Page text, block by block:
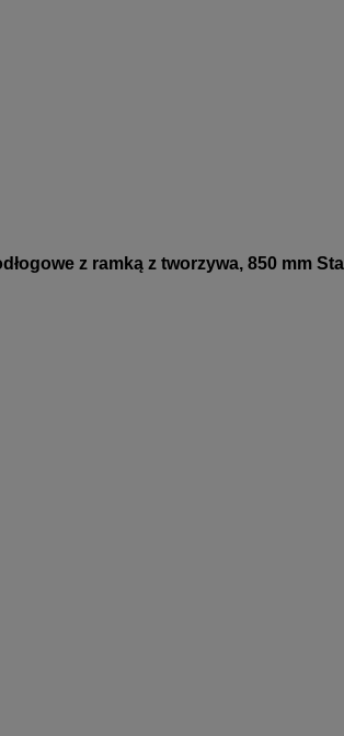
z ramką z tworzywa, 850 mm